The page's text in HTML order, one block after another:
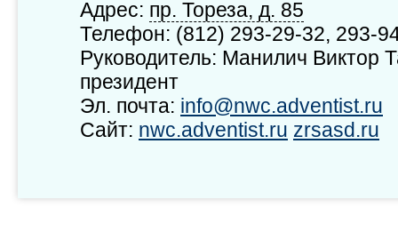
Адрес: пр. Тореза, д. 85
Телефон: (812) 293-29-32, 293-
Руководитель: Манилич Виктор
президент
Эл. почта: info@nwc.adventist.ru
Сайт: nwc.adventist.ru zrsasd.ru